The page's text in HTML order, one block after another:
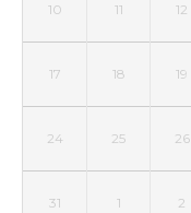
10 11 12
17 18 19
24 25 26
31 1 2